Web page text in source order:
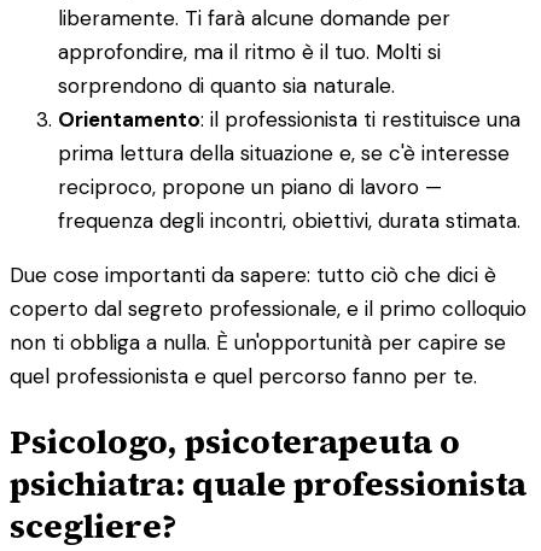
liberamente. Ti farà alcune domande per
approfondire, ma il ritmo è il tuo. Molti si
sorprendono di quanto sia naturale.
Orientamento: il professionista ti restituisce una
prima lettura della situazione e, se c'è interesse
reciproco, propone un piano di lavoro —
frequenza degli incontri, obiettivi, durata stimata.
Due cose importanti da sapere: tutto ciò che dici è
coperto dal segreto professionale, e il primo colloquio
non ti obbliga a nulla. È un'opportunità per capire se
quel professionista e quel percorso fanno per te.
Psicologo, psicoterapeuta o
psichiatra: quale professionista
scegliere?